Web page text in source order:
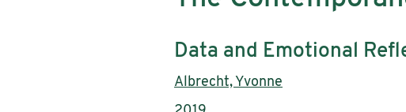
Untertitel:
Data and Emotional
AutorInnen:
Albrecht, Yvonne